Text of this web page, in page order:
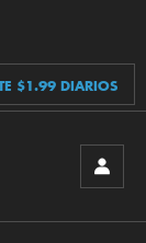
$1.99 DIARIOS